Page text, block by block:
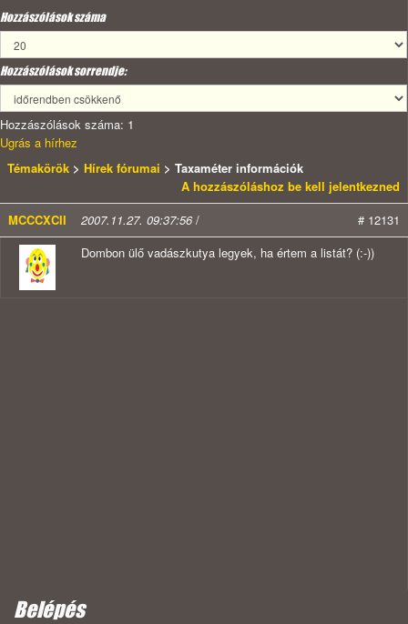
Hozzászólások száma
Hozzászólások sorrendje:
Hozzászólások száma: 1
Ugrás a hírhez
Témakörök > Hírek fórumai > Taxaméter információk
A hozzászóláshoz be kell jelentkezned
MCCCXCII
2007.11.27. 09:37:56/
# 12131
Dombon ülő vadászkutya legyek, ha értem a listát? (:-))
Belépés